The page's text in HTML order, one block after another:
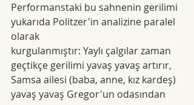
Performanstaki bu sahnenin gerilimi
yukarıda Politzer'in analizine paralel
olarak
kurgulanmıştır: Yaylı çalgılar zaman
geçtikçe gerilimi yavaş yavaş artırır,
Samsa ailesi (baba, anne, kız kardeş)
yavaş yavaş Gregor'un odasından